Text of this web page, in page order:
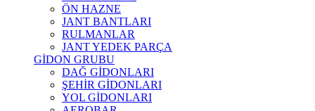
ÖN HAZNE
JANT BANTLARI
RULMANLAR
JANT YEDEK PARÇA
GİDON GRUBU
DAĞ GİDONLARI
ŞEHİR GİDONLARI
YOL GİDONLARI